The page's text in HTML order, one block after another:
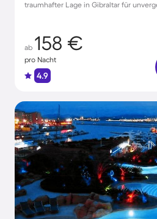
traumhafter Lage in Gibraltar für
ab 158 €
pro Nacht
4.9